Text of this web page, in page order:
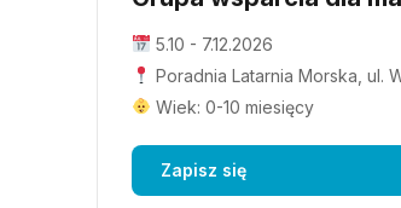
5.10 - 7.12.2026
Poradnia Latarnia Morska, ul.
Wiek: 0-10 miesięcy
Zapisz się